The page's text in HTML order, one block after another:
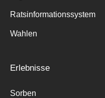
Ratsinformationssystem
Wahlen
Erlebnisse
Sorben